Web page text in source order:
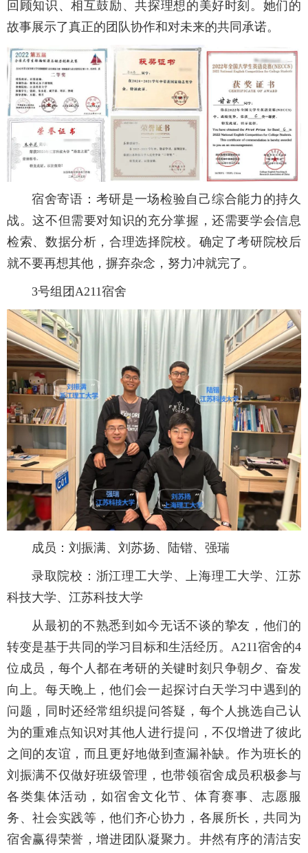
回顾知识、相互鼓励、共探理想的美好时刻。她们的
故事展示了真正的团队协作和对未来的共同承诺。
宿舍寄语：考研是一场检验自己综合能力的持久
战。这不但需要对知识的充分掌握，还需要学会信息
检索、数据分析，合理选择院校。确定了考研院校后
就不要再想其他，摒弃杂念，努力冲就完了。
3号组团A211宿舍
成员：刘振满、刘苏扬、陆锴、强瑞
录取院校：浙江理工大学、上海理工大学、江苏
科技大学、江苏科技大学
从最初的不熟悉到如今无话不谈的挚友，他们的
转变是基于共同的学习目标和生活经历。A211宿舍的4
位成员，每个人都在考研的关键时刻只争朝夕、奋发
向上。每天晚上，他们会一起探讨白天学习中遇到的
问题，同时还经常组织提问答疑，每个人挑选自己认
为的重难点知识对其他人进行提问，不仅增进了彼此
之间的友谊，而且更好地做到查漏补缺。作为班长的
刘振满不仅做好班级管理，也带领宿舍成员积极参与
各类集体活动，如宿舍文化节、体育赛事、志愿服
务、社会实践等，他们齐心协力，各展所长，共同为
宿舍赢得荣誉，增进团队凝聚力。井然有序的清洁安